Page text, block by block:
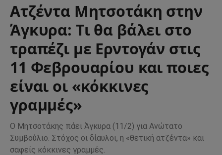
Ατζέντα Μητσοτάκη στην
Άγκυρα: Τι θα βάλει στο
τραπέζι με Ερντογάν στις
11 Φεβρουαρίου και ποιες
είναι οι «κόκκινες
γραμμές»
Ο Μητσοτάκης πάει Άγκυρα (11/2) για Ανώτατο
Συμβούλιο. Στόχος οι δίαυλοι, η «θετική ατζέντα» και
σαφείς κόκκινες γραμμές.